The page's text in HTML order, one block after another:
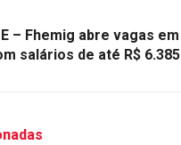
– Fhemig abre vagas em
salários de até R$ 6.385